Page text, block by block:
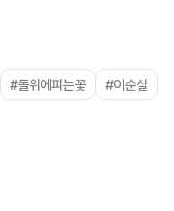
#돌위에피는꽃 #이순실